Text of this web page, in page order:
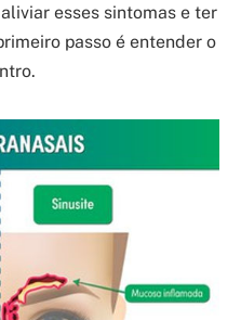
esses sintomas e ter
passo é entender o